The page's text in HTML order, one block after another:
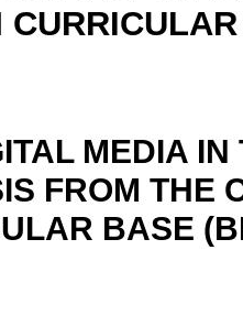
MEDIA
FROM THE
BASE